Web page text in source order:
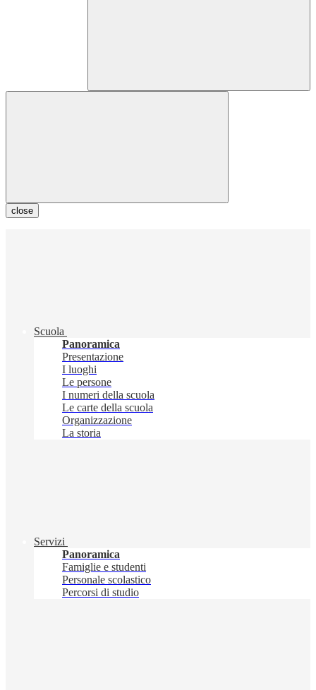
close
Scuola
Panoramica
Presentazione
I luoghi
Le persone
I numeri della scuola
Le carte della scuola
Organizzazione
La storia
Servizi
Panoramica
Famiglie e studenti
Personale scolastico
Percorsi di studio